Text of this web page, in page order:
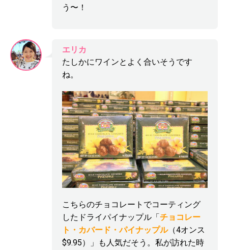
う〜！
エリカ
たしかにワインとよく合いそうです
ね。
こちらのチョコレートでコーティング
したドライパイナップル「 チョコレー
ト・カバード・パイナップル（4オンス
$9.95）」も人気だそう。私が訪れた時